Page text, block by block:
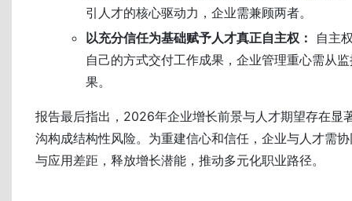
引人才的核心驱动力，企业需兼顾两者。
以充分信任为基础赋予人才真正自主权：
自主
自己的方式交付工作成果，企业管理重心需从
果。
报告最后指出，2026年企业增长前景与人才期望存在显
沟构成结构性风险。为重建信心和信任，企业与人才需
与应用差距，释放增长潜能，推动多元化职业路径。